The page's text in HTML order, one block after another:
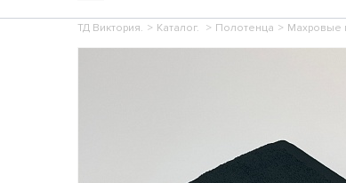
ТД Виктория. > Каталог. > Полотенца > Махровые